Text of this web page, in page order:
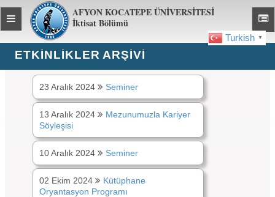
AFYON KOCATEPE ÜNİVERSİTESİ
İktisat Bölümü
Toggle
global
navigation
Turkish ▼
ETKINLIKLER ARŞİVİ
Etkinlikler ARŞİVİ:2024
23 Aralık 2024 Seminer
13 Aralık 2024
Mezunumuzla Kariyer
Söyleşisi
10 Aralık 2024 Seminer
02 Ekim 2024
Kütüphane
Oryantasyon Programı